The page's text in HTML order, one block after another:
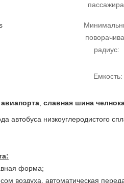
радиус:
Емкость:
славная шина
автобуса низкоуглеродистого
форма;
воздуха, автоматическая